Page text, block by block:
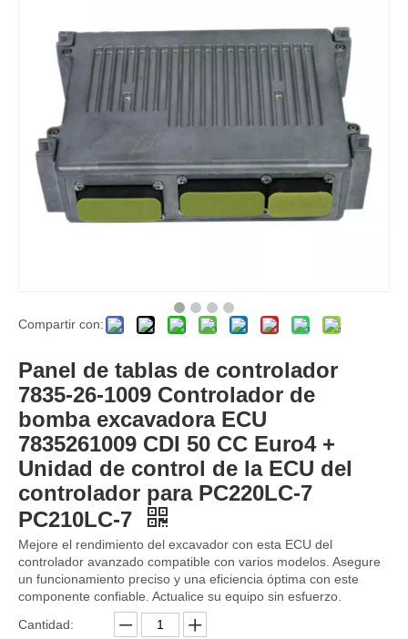
7835-26-1008 7835-26-1009 Controlador de excavador ECU OBD2 Kit de ajuste ECU Herramienta de programación ECU para PC200-7 PC210-7 PC220-7
Controlador de bomba histural para Kobelco SK100 SK210-8 SK330-8 SK350-8 SK480-8 SK850-8
Compartir con:
Panel de tablas de controlador
7835-26-1009 Controlador de
bomba excavadora ECU
7835261009 CDI 50 CC Euro4 +
Unidad de control de la ECU del
controlador para PC220LC-7
PC210LC-7
Mejore el rendimiento del excavador con esta ECU del
controlador avanzado compatible con varios modelos. Asegure
un funcionamiento preciso y una eficiencia óptima con este
componente confiable. Actualice su equipo sin esfuerzo.
Cantidad: